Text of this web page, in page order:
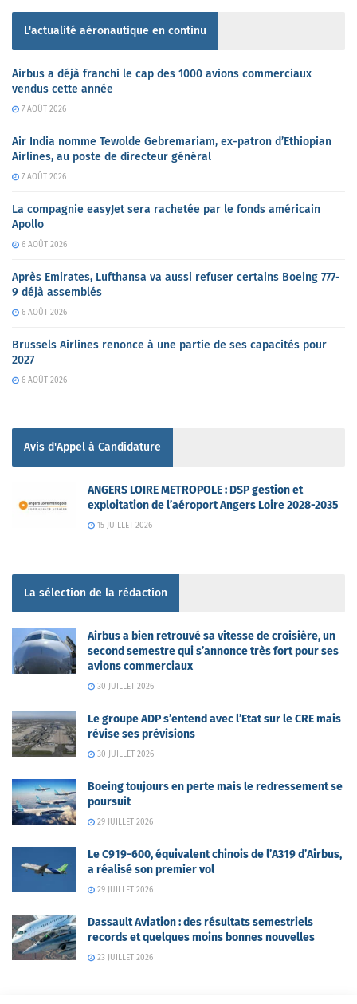
L'actualité aéronautique en continu
Airbus a déjà franchi le cap des 1000 avions commerciaux
vendus cette année
7 AOÛT 2026
Air India nomme Tewolde Gebremariam, ex-patron d’Ethiopian
Airlines, au poste de directeur général
7 AOÛT 2026
La compagnie easyJet sera rachetée par le fonds américain
Apollo
6 AOÛT 2026
Après Emirates, Lufthansa va aussi refuser certains Boeing 777-
9 déjà assemblés
6 AOÛT 2026
Brussels Airlines renonce à une partie de ses capacités pour
2027
6 AOÛT 2026
Avis d'Appel à Candidature
ANGERS LOIRE METROPOLE : DSP gestion et
exploitation de l’aéroport Angers Loire 2028-2035
15 JUILLET 2026
La sélection de la rédaction
Airbus a bien retrouvé sa vitesse de croisière, un
second semestre qui s’annonce très fort pour ses
avions commerciaux
30 JUILLET 2026
Le groupe ADP s’entend avec l’Etat sur le CRE mais
révise ses prévisions
30 JUILLET 2026
Boeing toujours en perte mais le redressement se
poursuit
29 JUILLET 2026
Le C919-600, équivalent chinois de l’A319 d’Airbus,
a réalisé son premier vol
29 JUILLET 2026
Dassault Aviation : des résultats semestriels
records et quelques moins bonnes nouvelles
23 JUILLET 2026